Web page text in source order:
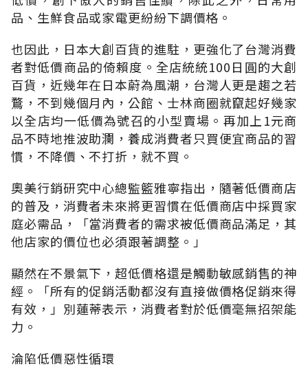
品、生鮮食品或家電更紛紛下調價格。
也因此，日本大創百貨的進駐，更強化了台灣消費
者對低價商品的倚賴度。全店統統100日圓的大創
百貨，近幾年在日本蔚為風潮，台灣人更是趨之若
鶩，不到幾個月內，公館、士林商圈就竄起好幾家
以全店均一低價為號召的小型賣場。再加上1元商
品不時地推波助瀾，養成消費者只買便宜商品的習
慣，不降價、不打折，就不買。
奧美行銷研究中心總監籃雅寧指出，隨著低價商店
的普及，消費者未來將更習慣在低價商店中採買家
庭必需品，「當消費者的需求被低價商品滿足，其
他店家的價位也必須跟著調整。」
顯然在不景氣下，超低價格還是觸動敏感銷售的神
經。「所有的促銷活動都沒有直接做價格促銷來得
有效，」別蓮蒂表示，消費者對於低價毫無招架能
力。
淪陷低價惡性循環